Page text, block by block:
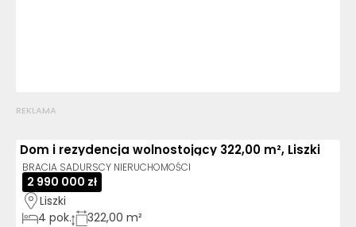
REKLAMA
Dom i rezydencja wolnostojący 322,00 m², Liszki
BRACIA SADURSCY NIERUCHOMOŚCI
2 990 000 zł
Liszki
4 pok. 322,00 m²